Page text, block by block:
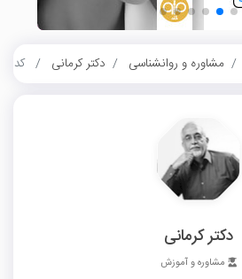
مشاوره و روانشناسی دکتر کرمانی کد تخفیف 20 درصدی
دکتر کرمانی
مشاوره و آموزش